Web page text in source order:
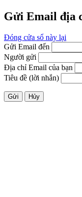
Gửi Email địa
Đóng cửa sổ này lại
Gửi Email đến
Người gửi
Địa chỉ Email của bạn
Tiêu đề (lời nhắn)
Gửi Hủy